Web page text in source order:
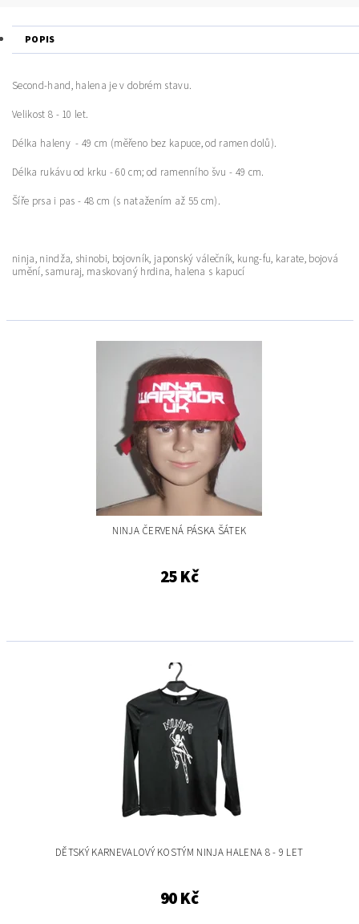
POPIS
Second-hand, halena je v dobrém stavu.
Velikost 8 - 10 let.
Délka haleny - 49 cm (měřeno bez kapuce, od ramen dolů).
Délka rukávu od krku - 60 cm; od ramenního švu - 49 cm.
Šíře prsa i pas - 48 cm (s natažením až 55 cm).
ninja, nindža, shinobi, bojovník, japonský válečník, kung-fu, karate, bojová
umění, samuraj, maskovaný hrdina, halena s kapucí
NINJA ČERVENÁ PÁSKA ŠÁTEK
25 Kč
DĚTSKÝ KARNEVALOVÝ KOSTÝM NINJA HALENA 8 - 9 LET
90 Kč